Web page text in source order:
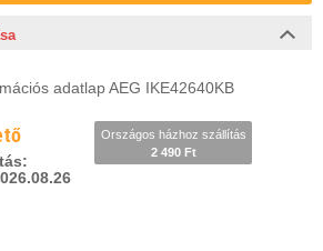
adatlap AEG IKE42640KB
Országos házhoz szállítás
2 490 Ft